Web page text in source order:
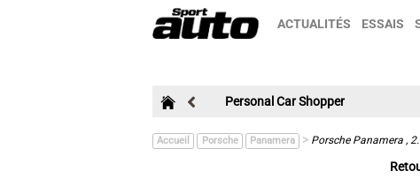
ACTUALITÉS ESSAIS
Personal Car Shopper
Accueil Porsche Panamera > Porsche Panamera ,